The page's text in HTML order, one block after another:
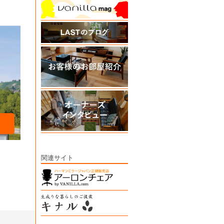
関連サイト